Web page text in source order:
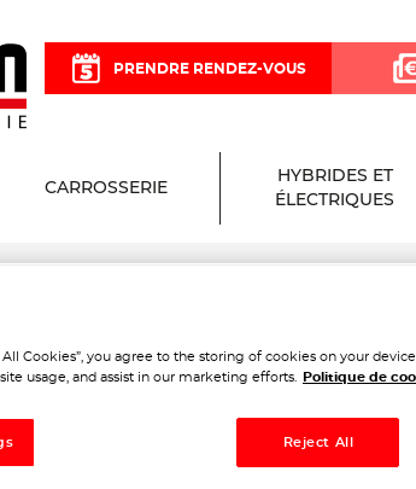
PRENDRE RENDEZ-VOUS
CARROSSERIE
HYBRIDES ET
ÉLECTRIQUES
et Carrosserie
Cookies”, you agree to the storing of cookies on your
usage, and assist in our marketing efforts.
Politique de
Reject All